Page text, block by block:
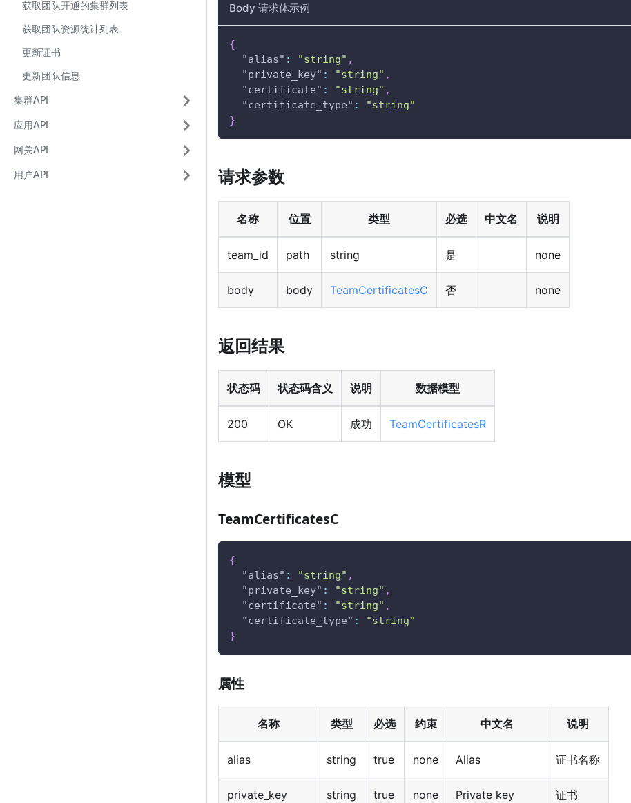
获取团队开通的集群列表
获取团队资源统计列表
更新证书
更新团队信息
集群API
应用API
网关API
用户API
Body 请求体示例
{
"alias" : "string" ,
"private_key" : "string" ,
"certificate" : "string" ,
"certificate_type" :
"string"
}
请求参数
名称 位置 类型 必选 中文名 说明
team_id path string 是 none
body body TeamCertificatesC 否 none
返回结果
状态码 状态码含义 说明 数据模型
200 OK 成功 TeamCertificatesR
模型
TeamCertificatesC
{
"alias" : "string" ,
"private_key" : "string" ,
"certificate" : "string" ,
"certificate_type" :
"string"
}
属性
名称 类型 必选 约束 中文名 说明
alias string true none Alias 证书名称
private_key string true none Private key 证书